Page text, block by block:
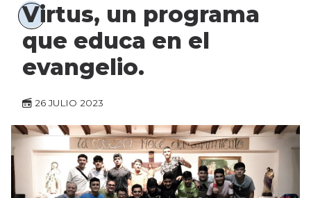
Virtus, un programa
que educa en el
evangelio.
26 JULIO 2023